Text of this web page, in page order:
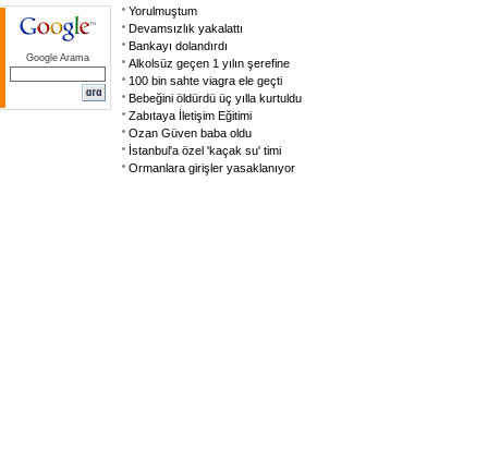
Google Arama
Yorulmuştum
Devamsızlık yakalattı
Bankayı dolandırdı
Alkolsüz geçen 1 yılın şerefine
100 bin sahte viagra ele geçti
Bebeğini öldürdü üç yılla kurtuldu
Zabıtaya İletişim Eğitimi
Ozan Güven baba oldu
İstanbul'a özel 'kaçak su' timi
Ormanlara girişler yasaklanıyor